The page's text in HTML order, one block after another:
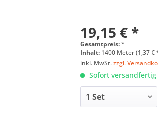
19,15 € *
Gesamtpreis:*
Inhalt: 1400 Meter (1,37
inkl. MwSt.zzgl.
Sofort